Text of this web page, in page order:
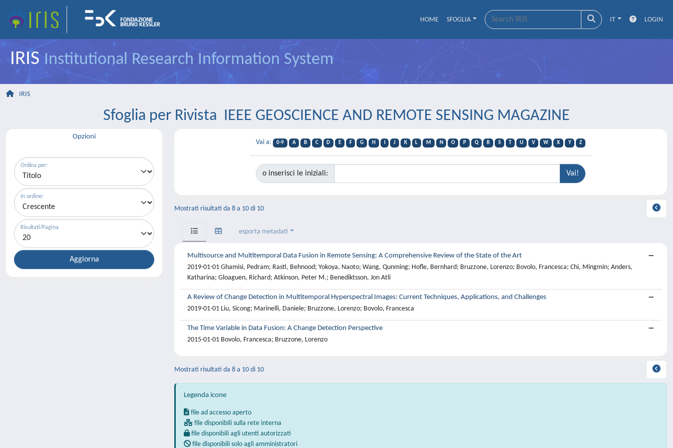
HOME SFOGLIA IT LOGIN
IRISInstitutional Research Information System
IRIS
Sfoglia per Rivista IEEE GEOSCIENCE AND REMOTE SENSING MAGAZINE
Opzioni
Ordina per:
In ordine:
Risultati/Pagina
Vai a: 0-9 A B C D E F G H J K L M N O P Q R S T U V W X Y Z
o inserisci le iniziali:
Mostrati risultati da 8 a 10 di 10
esporta metadati
Multisource and Multitemporal Data Fusion in Remote Sensing: A Comprehensive Review of the State of the Art
2019-01-01 Ghamisi, Pedram; Rasti, Behnood; Yokoya, Naoto; Wang, Qunming; Hofle, Bernhard; Bruzzone, Lorenzo; Bovolo, Francesca; Chi, Mingmin; Anders,
Katharina; Gloaguen, Richard; Atkinson, Peter M.; Benediktsson, Jon Atli
A Review of Change Detection in Multitemporal Hyperspectral Images: Current Techniques, Applications, and Challenges
2019-01-01 Liu, Sicong; Marinelli, Daniele; Bruzzone, Lorenzo; Bovolo, Francesca
The Time Variable in Data Fusion: A Change Detection Perspective
2015-01-01 Bovolo, Francesca; Bruzzone, Lorenzo
Mostrati risultati da 8 a 10 di 10
Legenda icone
file ad accesso aperto
file disponibili sulla rete interna
file disponibili agli utenti autorizzati
file disponibili solo agli amministratori